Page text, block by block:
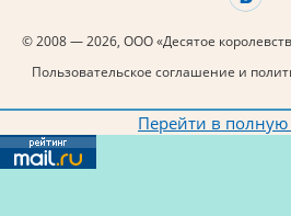
© 2008 — 2026, ООО «Десятое
Пользовательское соглашение и
Перейти в